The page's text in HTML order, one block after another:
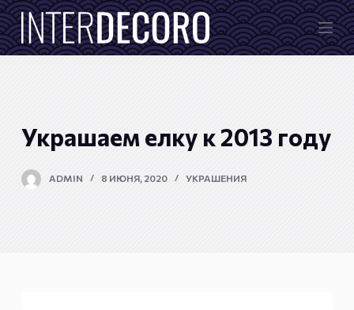
П
е
р
с
Украшаем елку к 2013 году
ADMIN 8 ИЮНЯ, 2020 УКРАШЕНИЯ